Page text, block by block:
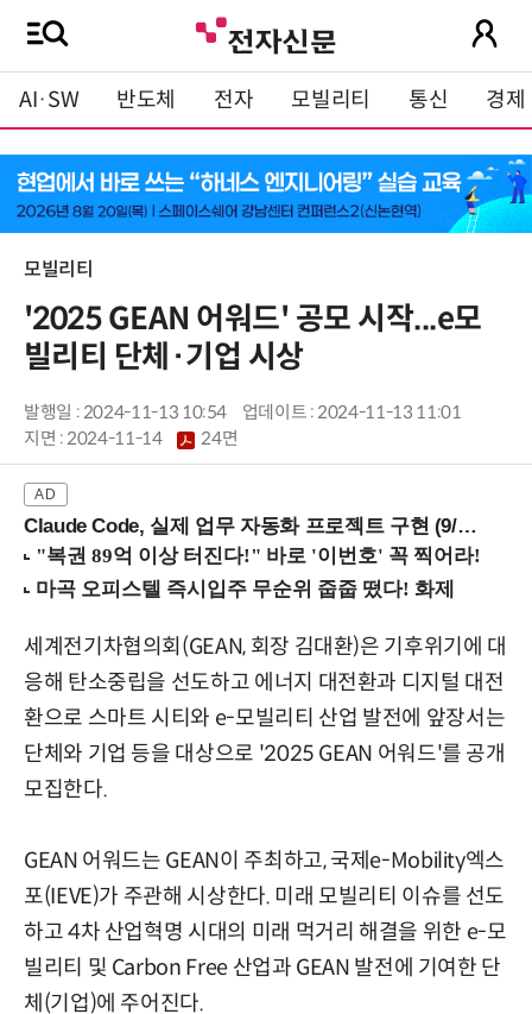
AI·SW 반도체 전자 모빌리티 통신 경제
모빌리티
'2025 GEAN 어워드' 공모 시작...e모
빌리티 단체·기업 시상
발행일 : 2024-11-13 10:54
업데이트 : 2024-11-13 11:01
지면 :2024-11-14 24면
Claude Code, 실제 업무 자동화 프로젝트 구현 (9/16 ~17 강남역)
세계전기차협의회(GEAN, 회장 김대환)은 기후위기에 대
응해 탄소중립을 선도하고 에너지 대전환과 디지털 대전
환으로 스마트 시티와 e-모빌리티 산업 발전에 앞장서는
단체와 기업 등을 대상으로 '2025 GEAN 어워드'를 공개
모집한다.
GEAN 어워드는 GEAN이 주최하고, 국제e-Mobility엑스
포(IEVE)가 주관해 시상한다. 미래 모빌리티 이슈를 선도
하고 4차 산업혁명 시대의 미래 먹거리 해결을 위한 e-모
빌리티 및 Carbon Free 산업과 GEAN 발전에 기여한 단
체(기업)에 주어진다.